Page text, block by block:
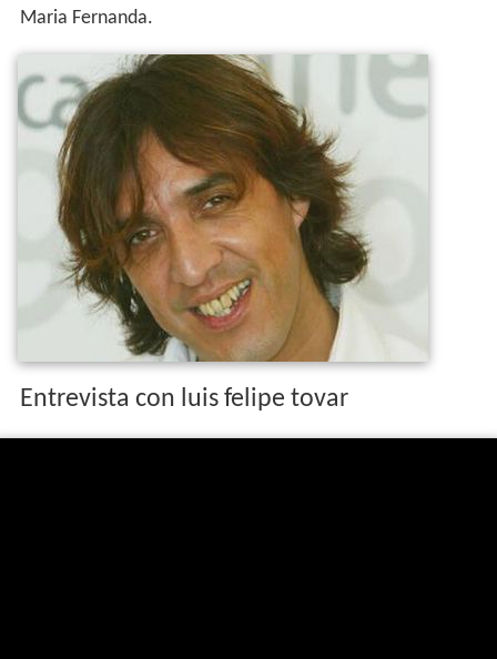
Maria Fernanda.
Entrevista con luis felipe tovar